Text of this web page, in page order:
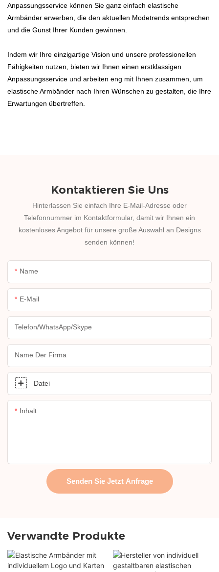
Anpassungsservice können Sie ganz einfach elastische
Armbänder erwerben, die den aktuellen Modetrends entsprechen
und die Gunst Ihrer Kunden gewinnen.
Indem wir Ihre einzigartige Vision und unsere professionellen
Fähigkeiten nutzen, bieten wir Ihnen einen erstklassigen
Anpassungsservice und arbeiten eng mit Ihnen zusammen, um
elastische Armbänder nach Ihren Wünschen zu gestalten, die Ihre
Erwartungen übertreffen.
Kontaktieren Sie Uns
Hinterlassen Sie einfach Ihre E-Mail-Adresse oder
Telefonnummer im Kontaktformular, damit wir Ihnen ein
kostenloses Angebot für unsere große Auswahl an Designs
senden können!
Name
E-Mail
Telefon/WhatsApp/Skype
Name Der Firma
Datei
Inhalt
Senden Sie Jetzt Anfrage
Verwandte Produkte